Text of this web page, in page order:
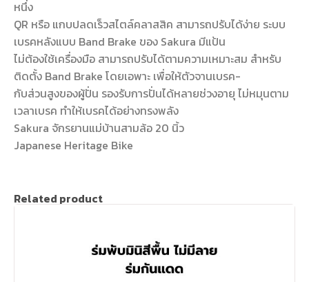
หนึ่ง
QR หรือ แกบปลดเร็วสไตล์คลาสสิค สามารถปรับได้ง่าย ระบบ
เบรคหลังแบบ Band Brake ของ Sakura มีแป้น
ไม่ต้องใช้เครื่องมือ สามารถปรับได้ตามความเหมาะสม สำหรับ
ติดตั้ง Band Brake โดยเอพาะ เพื่อให้ตัวจานเบรค-
กับส่วนสูงของผู้ปั่น รองรับการปั่นได้หลายช่วงอายุ ไม่หมุนตาม
เวลาเบรค ทำให้เบรคได้อย่างทรงพลัง
Sakura จักรยานแม่บ้านสามล้อ 20 นิ้ว
Japanese Heritage Bike
Related product